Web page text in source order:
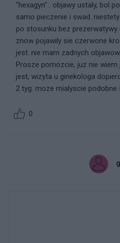
"hexagyn" . objawy ustaly, bol
samo pieczenie i swad.
po stosunku bez
znow pojawily sie czerwone
jest. nie mam zadnych objawow.
Prosze pomozcie, juz nie
jest, wizyta u ginekologa
2 tyg. moze mialyscie podobne
0